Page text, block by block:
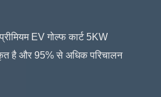
EV गोल्फ कार्ट 5KW
है और 95% से अधिक परिचालन